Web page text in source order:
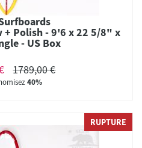
Polish - 9'6 x 22 5/8" x
- US Box
1789,00 €
40%
RUPTURE